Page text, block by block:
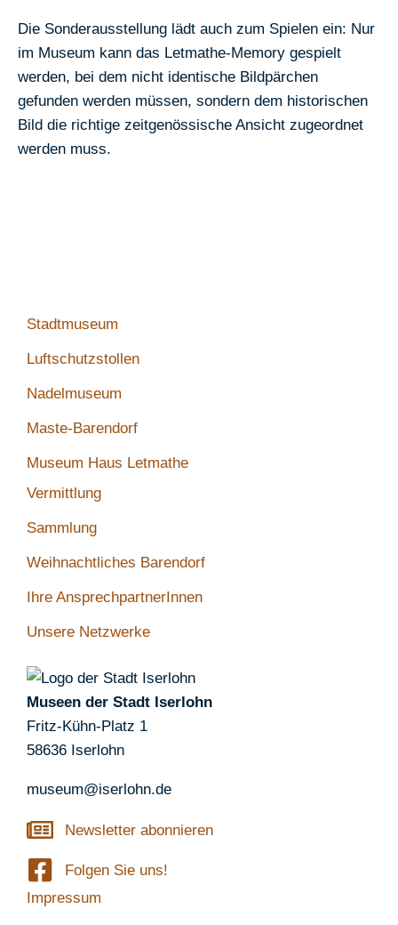
Die Sonderausstellung lädt auch zum Spielen ein: Nur
im Museum kann das Letmathe-Memory gespielt
werden, bei dem nicht identische Bildpärchen
gefunden werden müssen, sondern dem historischen
Bild die richtige zeitgenössische Ansicht zugeordnet
werden muss.
Stadtmuseum
Luftschutzstollen
Nadelmuseum
Maste-Barendorf
Museum Haus Letmathe
Vermittlung
Sammlung
Weihnachtliches Barendorf
Ihre AnsprechpartnerInnen
Unsere Netzwerke
Museen der Stadt Iserlohn
Fritz-Kühn-Platz 1
58636 Iserlohn
museum@iserlohn.de
Newsletter abonnieren
Folgen Sie uns!
Impressum